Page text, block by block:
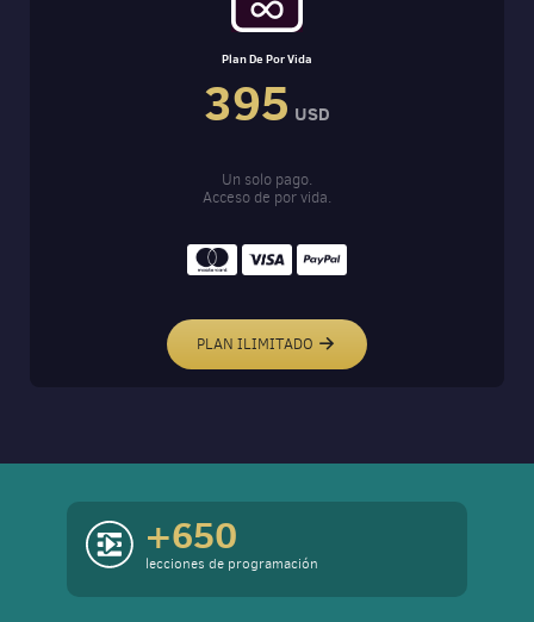
Plan De Por Vida
395 USD
Un solo pago.
Acceso de por vida.
PLAN ILIMITADO
+650
lecciones de programación